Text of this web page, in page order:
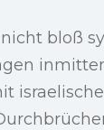
bloß